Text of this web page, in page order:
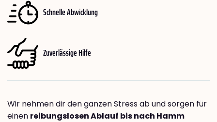
Schnelle Abwicklung
Zuverlässige Hilfe
Wir nehmen dir den ganzen Stress ab und sorgen für
einen reibungslosen Ablauf bis nach Hamm